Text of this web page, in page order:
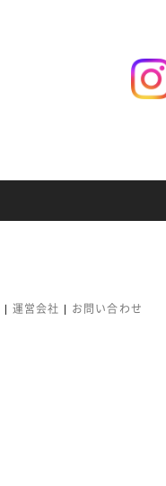
運営会社
お問い合わせ